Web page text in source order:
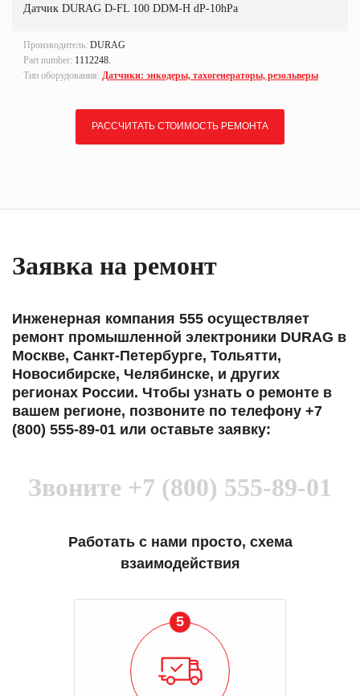
Датчик DURAG D-FL 100 DDM-H dP-10hPa
Производитель: DURAG
Part number: 1112248.
Тип оборудования: Датчики: энкодеры, тахогенераторы, резольверы
РАССЧИТАТЬ СТОИМОСТЬ РЕМОНТА
Заявка на ремонт
Инженерная компания 555 осуществляет
ремонт промышленной электроники DURAG в
Москве, Санкт-Петербурге, Тольятти,
Новосибирске, Челябинске, и других
регионах России. Чтобы узнать о ремонте в
вашем регионе, позвоните по телефону +7
(800) 555-89-01 или оставьте заявку:
Звоните +7 (800) 555-89-01
Работать с нами просто, схема
взаимодействия
5